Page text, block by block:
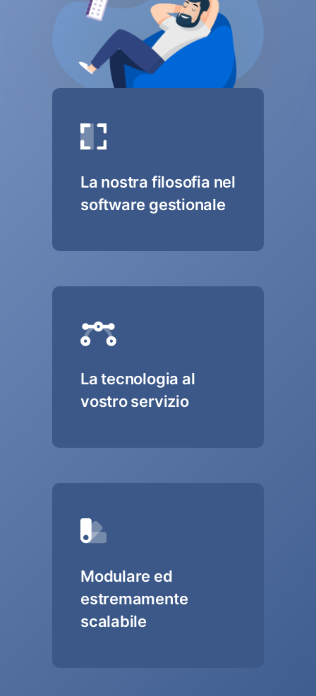
La nostra filosofia nel
software gestionale
La tecnologia al
vostro servizio
Modulare ed
estremamente
scalabile